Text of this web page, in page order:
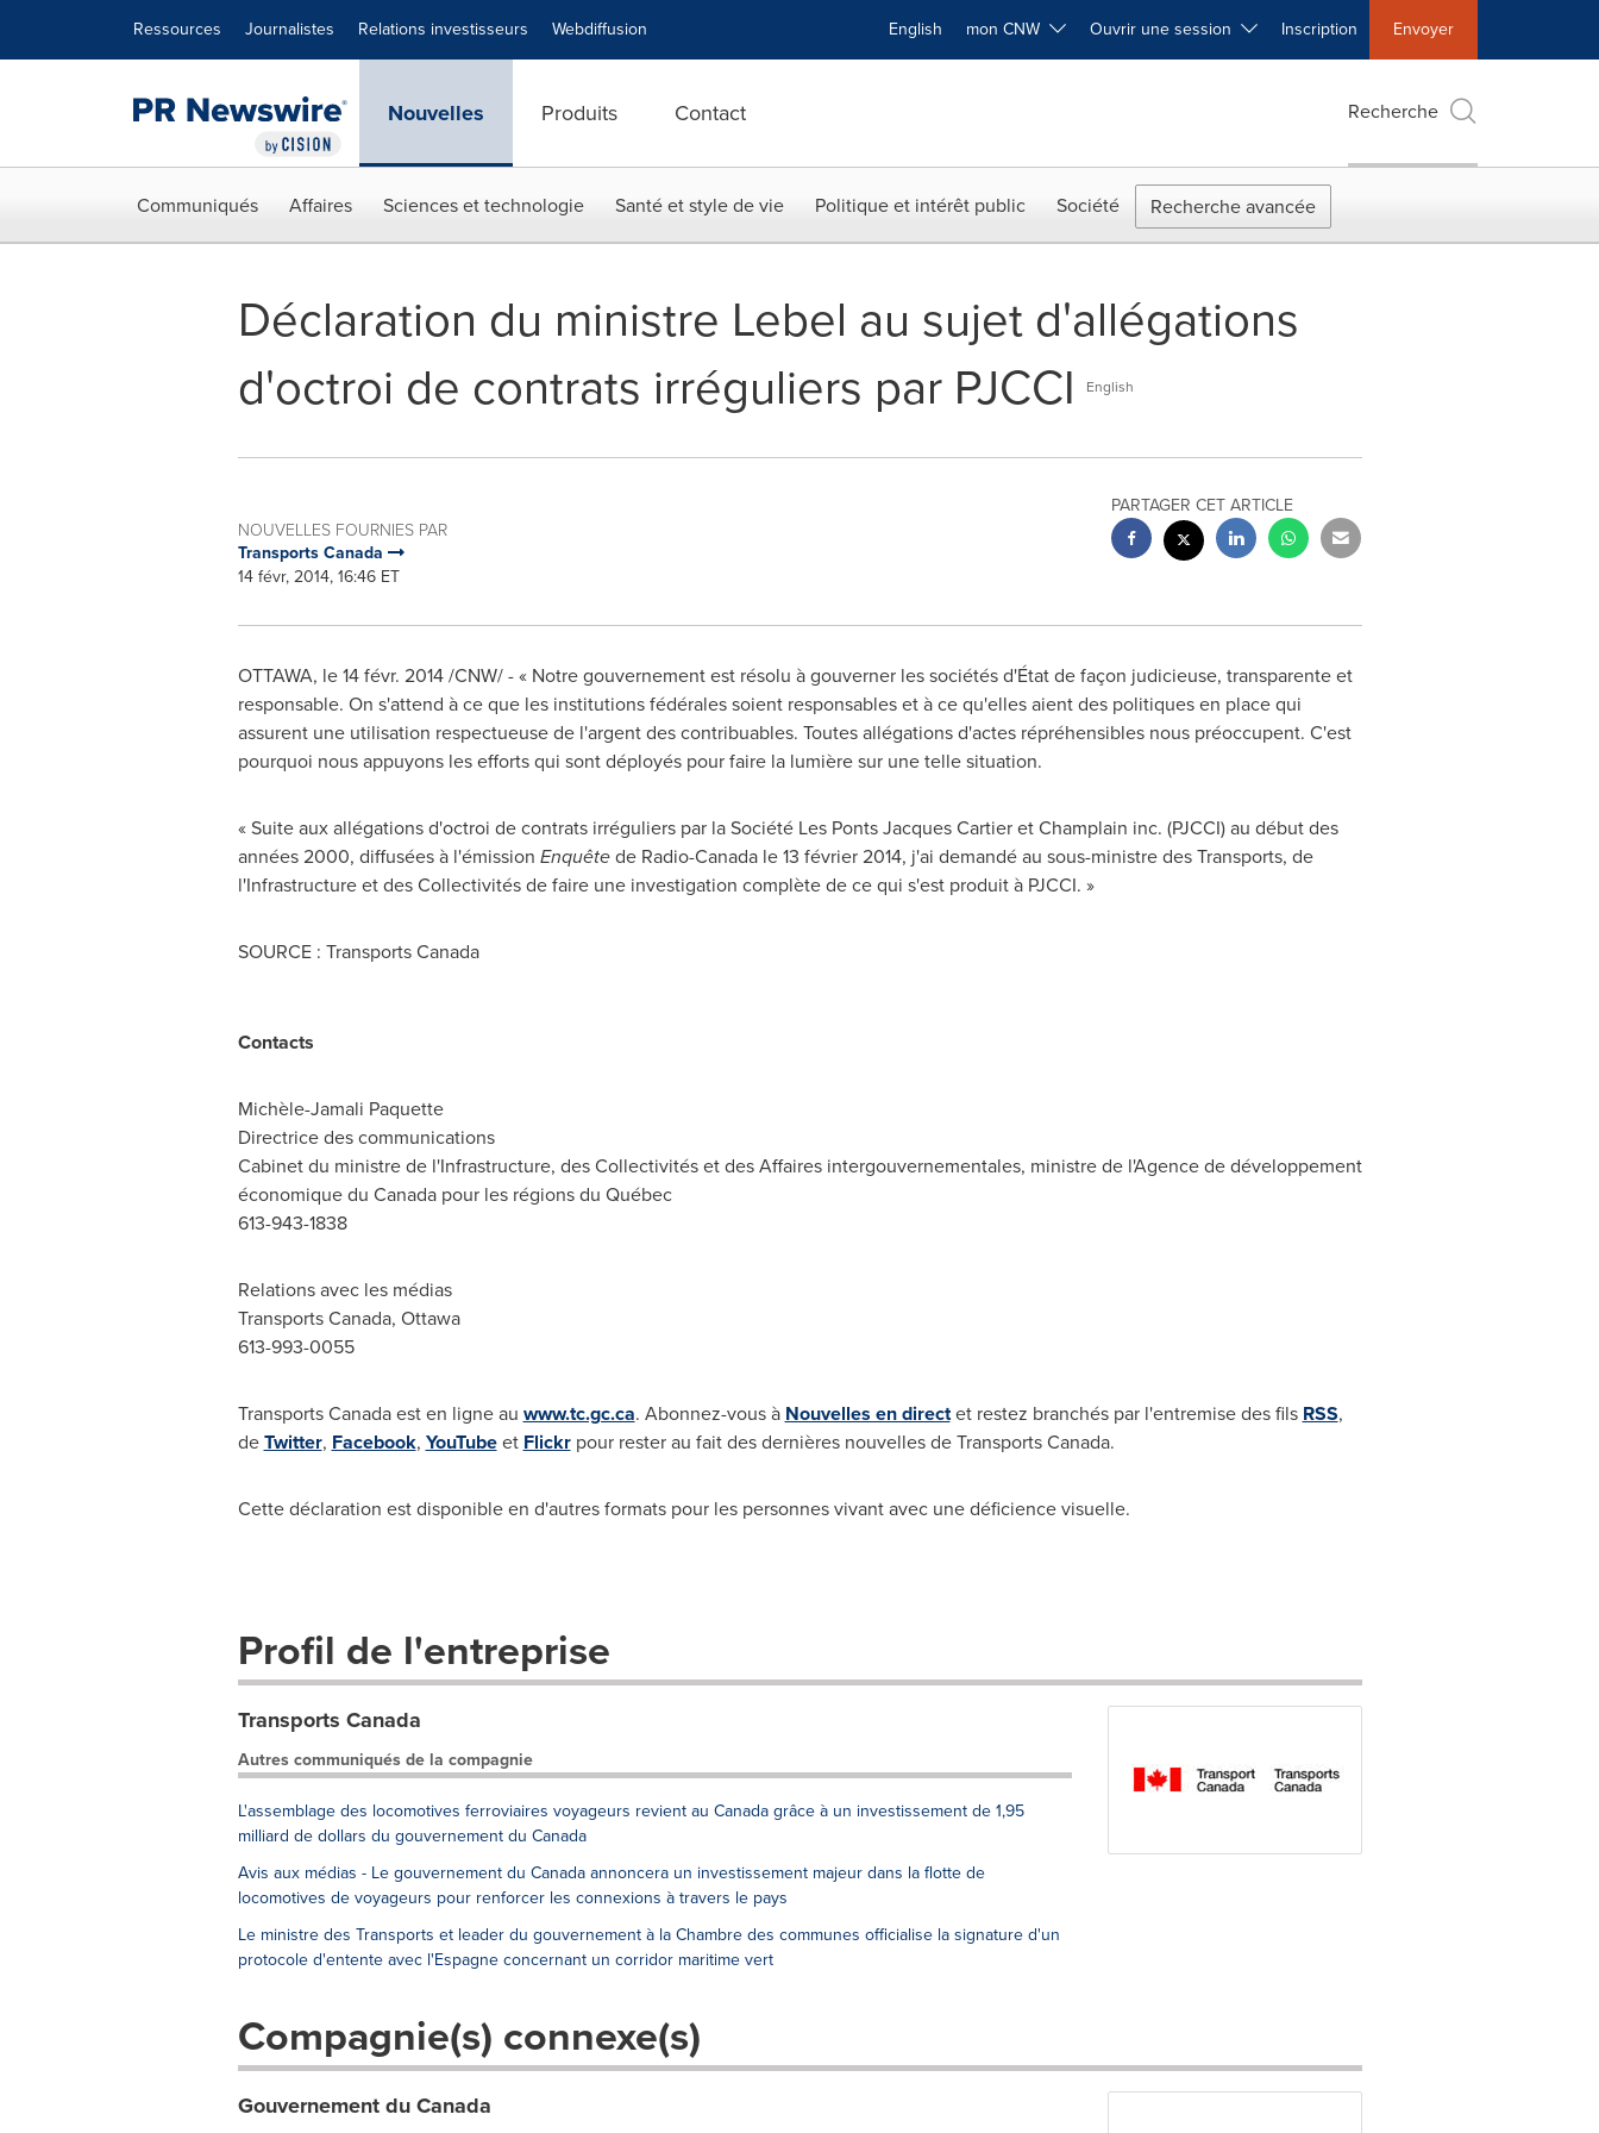
Ressources Journalistes Relations investisseurs Webdiffusion English mon CNW Ouvrir une session Inscription Envoyer
Nouvelles Produits Contact Recherche
Communiqués Affaires Sciences et technologie Santé et style de vie Politique et intérêt public Société Recherche avancée
Déclaration du ministre Lebel au sujet d'allégations
d'octroi de contrats irréguliers par PJCCI
English
NOUVELLES FOURNIES PAR
Transports Canada
14 févr, 2014, 16:46 ET
PARTAGER CET ARTICLE
OTTAWA, le 14 févr. 2014 /CNW/ - « Notre gouvernement est résolu à gouverner les sociétés d'État de façon judicieuse, transparente et
responsable. On s'attend à ce que les institutions fédérales soient responsables et à ce qu'elles aient des politiques en place qui
assurent une utilisation respectueuse de l'argent des contribuables. Toutes allégations d'actes répréhensibles nous préoccupent. C'est
pourquoi nous appuyons les efforts qui sont déployés pour faire la lumière sur une telle situation.
« Suite aux allégations d'octroi de contrats irréguliers par la Société Les Ponts Jacques CartieretChamplain inc. (PJCCI) au début des
années 2000, diffusées à l'émission Enquêtede Radio-Canada le 13 février 2014, j'ai demandé au sous-ministre des Transports, de
l'Infrastructure et des Collectivités de faire une investigation complète de ce qui s'est produit à PJCCI. »
SOURCE : Transports Canada
Contacts
Michèle-Jamali Paquette
Directrice des communications
Cabinet du ministre de l'Infrastructure, des Collectivités et des Affaires intergouvernementales, ministre de l'Agence de développement
économique du Canada pour les régions du Québec
613-943-1838
Relations avec les médias
Transports Canada, Ottawa
613-993-0055
Transports Canada est en ligne au www.tc.gc.ca. Abonnez-vous à Nouvelles en directet restez branchés par l'entremise des fils RSS,
deTwitter, Facebook, YouTubeet Flickrpour rester au fait des dernières nouvelles de Transports Canada.
Cette déclaration est disponible en d'autres formats pour les personnes vivant avec une déficience visuelle.
Profil de l'entreprise
Transports Canada
Autres communiqués de la compagnie
L'assemblage des locomotives ferroviaires voyageurs revient au Canada grâce à un investissement de 1,95
milliard de dollars du gouvernement du Canada
Avis aux médias - Le gouvernement du Canada annoncera un investissement majeur dans la flotte de
locomotives de voyageurs pour renforcer les connexions à travers le pays
Le ministre des Transports et leader du gouvernement à la Chambre des communes officialise la signature d'un
protocole d'entente avec l'Espagne concernant un corridor maritime vert
Compagnie(s) connexe(s)
Gouvernement du Canada